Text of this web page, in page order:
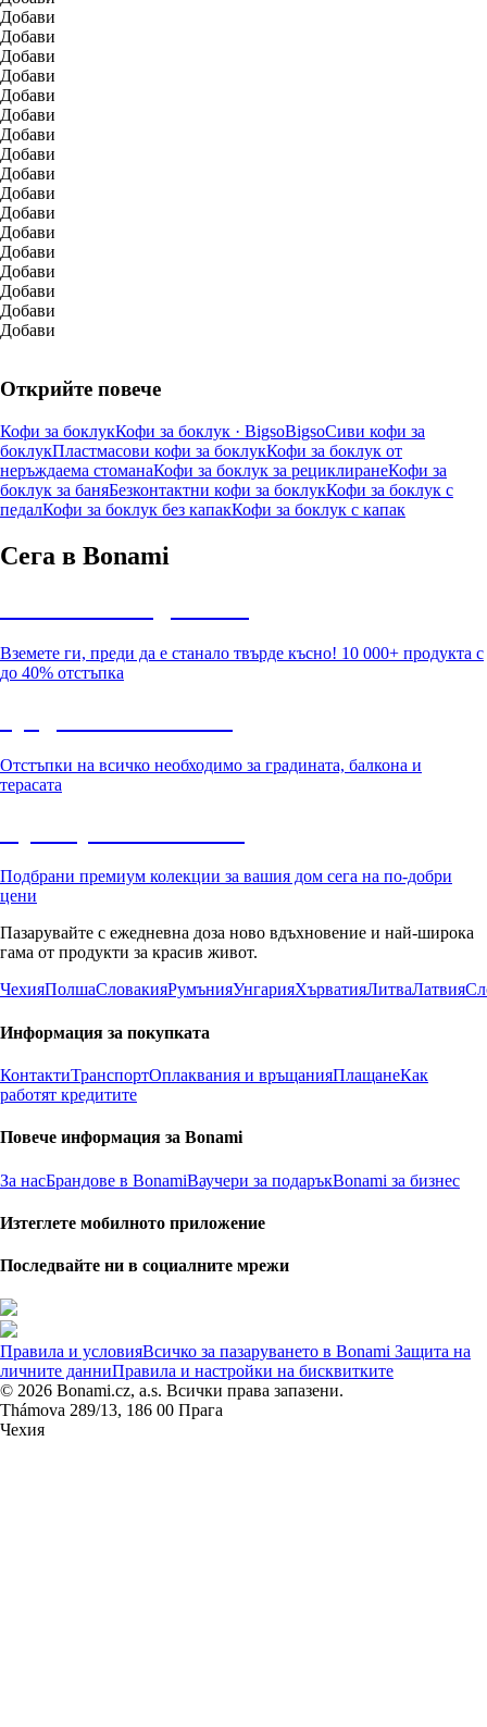
Добави
Добави
Добави
Добави
Добави
Добави
Добави
Добави
Добави
Добави
Добави
Добави
Добави
Добави
Добави
Добави
Добави
Открийте повече
Кофи за боклукКофи за боклук · BigsoBigsoСиви кофи за
боклукПластмасови кофи за боклукКофи за боклук от
неръждаема стоманаКофи за боклук за рециклиранеКофи за
боклук за баняБезконтактни кофи за боклукКофи за боклук с
педалКофи за боклук без капакКофи за боклук с капак
Сега в Bonami
Вземете ги, преди да е станало твърде късно! 10 000+ продукта с
до 40% отстъпка
Отстъпки на всичко необходимо за градината, балкона и
терасата
Подбрани премиум колекции за вашия дом сега на по-добри
цени
Пазарувайте с ежедневна доза ново вдъхновение и най-широка
гама от продукти за красив живот.
ЧехияПолшаСловакияРумънияУнгарияХърватияЛитваЛатвия
Информация за покупката
КонтактиТранспортОплаквания и връщанияПлащанеКак
работят кредитите
Повече информация за Bonami
За насБрандове в BonamiВаучери за подаръкBonami за бизнес
Изтеглете мобилното приложение
Последвайте ни в социалните мрежи
Правила и условияВсичко за пазаруването в Bonami Защита на
личните данниПравила и настройки на бисквитките
© 2026 Bonami.cz, a.s. Всички права запазени.
Thámova 289/13, 186 00 Прага
Чехия